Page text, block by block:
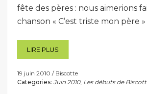
fête des pères : nous aimerions
chanson « C’est triste mon père
LIRE PLUS
19 juin 2010
Biscotte
Categories: Juin 2010, Les débuts de